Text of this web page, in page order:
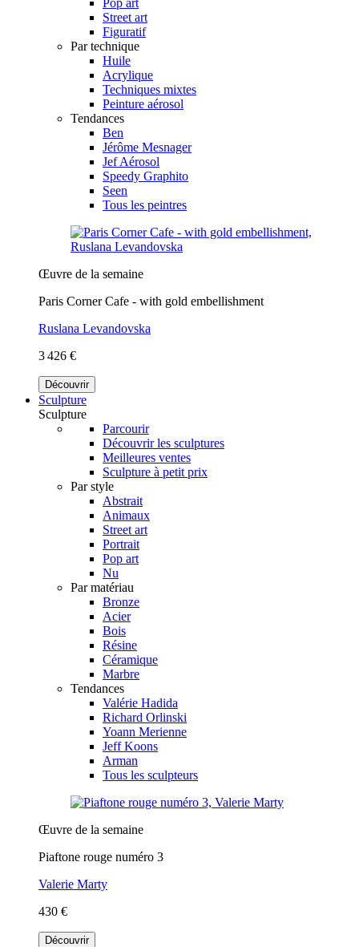
Street art
Figuratif
Par technique
Huile
Acrylique
Techniques mixtes
Peinture aérosol
Tendances
Ben
Jérôme Mesnager
Jef Aérosol
Speedy Graphito
Seen
Tous les peintres
Œuvre de la semaine
Paris Corner Cafe - with gold embellishment
Ruslana Levandovska
3 426 €
Découvrir
Sculpture
Sculpture
Parcourir
Découvrir les sculptures
Meilleures ventes
Sculpture à petit prix
Par style
Abstrait
Animaux
Street art
Portrait
Pop art
Nu
Par matériau
Bronze
Acier
Bois
Résine
Céramique
Marbre
Tendances
Valérie Hadida
Richard Orlinski
Yoann Merienne
Jeff Koons
Arman
Tous les sculpteurs
Œuvre de la semaine
Piaftone rouge numéro 3
Valerie Marty
430 €
Découvrir